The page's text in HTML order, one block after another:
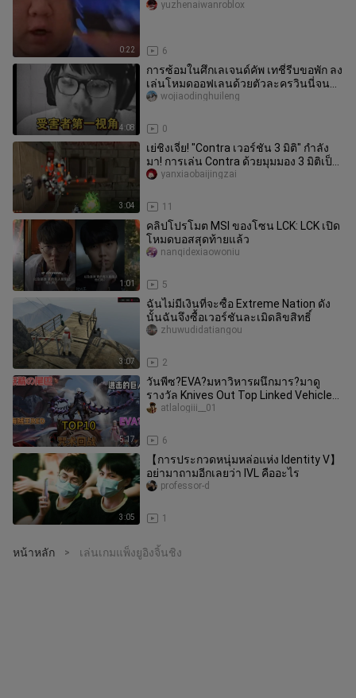
0:22 6
yuzhenaiwanroblox
4:08
การซ้อมในศึกเลเจนด์คัพ เทชี่รีบขอพัก ลง
เล่นโหมดออฟเลนด้วยตัวละครวินนี่จน
โดนคู่ต่อสู้สาดหอกแหลมใส่จนแ
0
wojiaodinghuileng
3:04
เย่ชิงเจี๋ย! "Contra เวอร์ชัน 3 มิติ" กำลัง
มา! การเล่น Contra ด้วยมุมมอง 3 มิติเป็น
อย่างไร
11
yanxiaobaijingzai
1:01
คลิปโปรโมต MSI ของโซน LCK: LCK เปิด
โหมดบอสสุดท้ายแล้ว
5
nanqidexiaowoniu
3:07
ฉันไม่มีเงินที่จะซื้อ Extreme Nation ดัง
นั้นฉันจึงซื้อเวอร์ชันละเมิดลิขสิทธิ์
2
zhuwudidatiangou
5:17
วันพีซ?EVA?มหาวิหารผนึกมาร?มาดู
รางวัล Knives Out Top Linked Vehicle
Special Effects กันดีกว่า!
6
atlalogiii__01
3:05
【การประกวดหนุ่มหล่อแห่ง Identity V】
อย่ามาถามอีกเลยว่า IVL คืออะไร
1
professor-d
หน้าหลัก > เล่นเกมแพ็งยูอิงจิ้นชิง